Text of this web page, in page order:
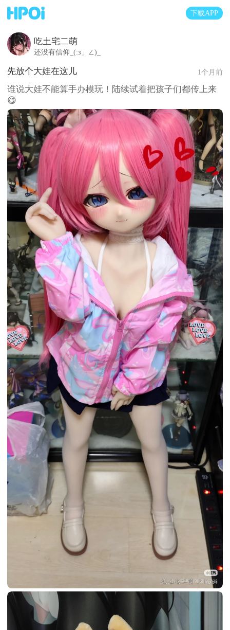
下载APP
吃土宅二萌
还没有信仰_(:з」∠)_
先放个大娃在这儿 1个月前
谁说大娃不能算手办模玩！陆续试着把孩子们都传上来
😋